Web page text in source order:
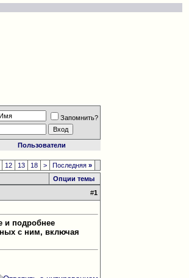
Запомнить?
Пользователи
12 13 18 > Последняя»
Опции темы
#1
и подробнее
с ним, включая